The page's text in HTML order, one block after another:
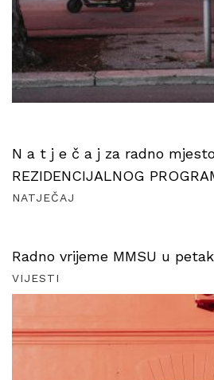
N a t j e č a j za radno mjesto
REZIDENCIJALNOG
NATJEČAJ
Radno vrijeme MMSU u
VIJESTI